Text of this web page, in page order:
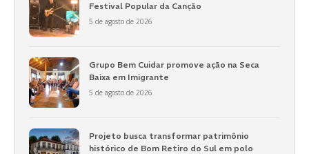
Festival Popular da Canção
5 de agosto de 2026
Grupo Bem Cuidar promove ação na Seca
Baixa em Imigrante
5 de agosto de 2026
Projeto busca transformar patrimônio
histórico de Bom Retiro do Sul em polo